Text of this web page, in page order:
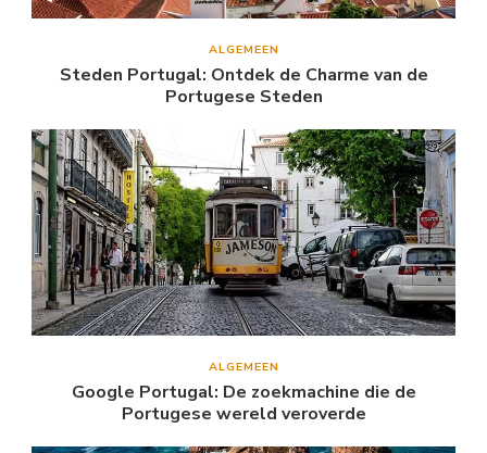
ALGEMEEN
Steden Portugal: Ontdek de Charme van de
Portugese Steden
ALGEMEEN
Google Portugal: De zoekmachine die de
Portugese wereld veroverde